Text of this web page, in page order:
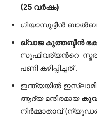
(25 വർഷം)
ഗിയാസുദ്ദീന്‍
ഖ്വാജകുത്തബ്ദീൻ
സൂഫിവര്യൻറെ
പണി കഴിപ്പിച്ചത് .
ഇന്ത്യയിൽ ഇസ്ലാമിക
ആദ്യ മന്ദിരമായ
നിർമ്മാതാവ്